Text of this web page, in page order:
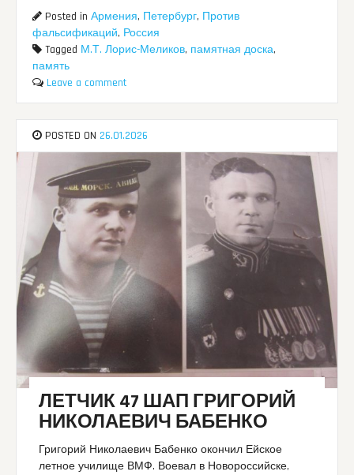
Posted inАрмения, Петербург, Против
фальсификаций, Россия
Tagged М.Т. Лорис-Меликов, памятная доска,
память
Leave a comment
POSTED ON 26.01.2026
ЛЕТЧИК 47 ШАП ГРИГОРИЙ
НИКОЛАЕВИЧ БАБЕНКО
Григорий Николаевич Бабенко окончил Ейское
летное училище ВМФ. Воевал в Новороссийске,